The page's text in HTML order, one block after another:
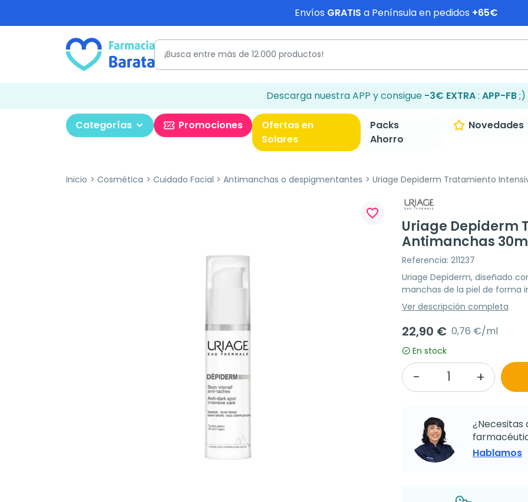
Envíos GRATIS a Península en pedidos +65€
Descarga nuestra APP y consigue -3€ EXTRA: APP-FB;)
Categorías Promociones
Ofertas en
Solares
Packs
Ahorro
Novedades
Inicio Cosmética Cuidado Facial Antimanchas o despigmentantes Uriage Depiderm Tratamiento
favorite_border
Uriage Depiderm
Antimanchas
Referencia: 211237
Uriage Depiderm, diseñado
manchas de la piel de forma
Ver descripción completa
22,90 € 0,76 €/ml
En stock
¿Necesitas
Hablamos